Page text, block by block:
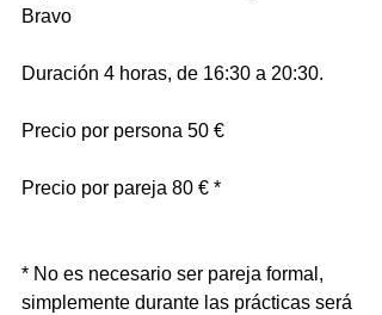
Bravo
Duración 4 horas, de 16:30 a 20:30.
Precio por persona 50 €
Precio por pareja 80 € *
* No es necesario ser pareja formal,
simplemente durante las prácticas será